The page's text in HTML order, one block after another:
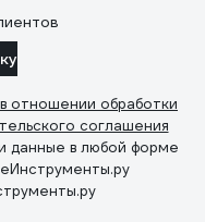
отношении обработки
соглашения
данные в любой форме